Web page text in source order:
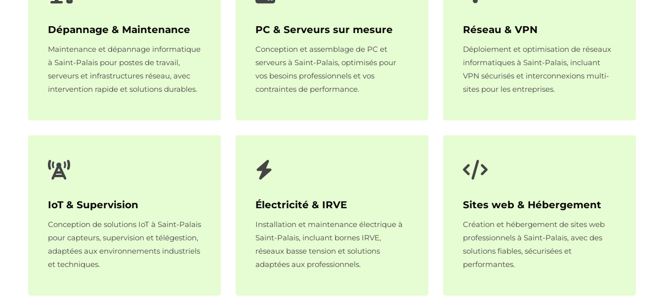
Dépannage & Maintenance
Maintenance et dépannage informatique
à Saint-Palais pour postes de travail,
serveurs et infrastructures réseau, avec
intervention rapide et solutions durables.
PC & Serveurs sur mesure
Conception et assemblage de PC et
serveurs à Saint-Palais, optimisés pour
vos besoins professionnels et vos
contraintes de performance.
Réseau & VPN
Déploiement et optimisation de réseaux
informatiques à Saint-Palais, incluant
VPN sécurisés et interconnexions multi-
sites pour les entreprises.
IoT & Supervision
Conception de solutions IoT à Saint-Palais
pour capteurs, supervision et télégestion,
adaptées aux environnements industriels
et techniques.
Électricité & IRVE
Installation et maintenance électrique à
Saint-Palais, incluant bornes IRVE,
réseaux basse tension et solutions
adaptées aux professionnels.
Sites web & Hébergement
Création et hébergement de sites web
professionnels à Saint-Palais, avec des
solutions fiables, sécurisées et
performantes.